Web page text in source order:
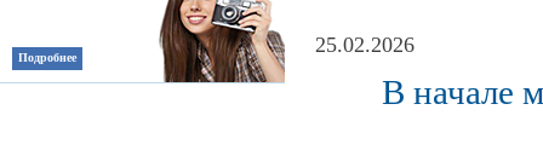
Подробнее
25.02.2026
В начале